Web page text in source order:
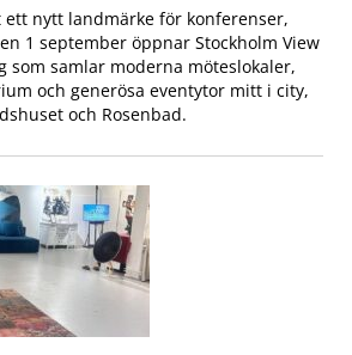
ett nytt landmärke för konferenser,
1 september öppnar Stockholm View
som samlar moderna möteslokaler,
och generösa eventytor mitt i city,
och Rosenbad.